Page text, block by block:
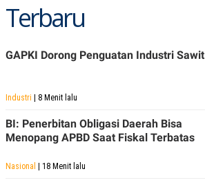
Terbaru
GAPKI Dorong Penguatan Industri Sawit
Industri | 8 Menit lalu
BI: Penerbitan Obligasi Daerah Bisa
Menopang APBD Saat Fiskal Terbatas
Nasional | 18 Menit lalu